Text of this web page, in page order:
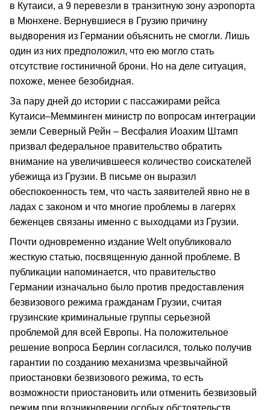
в Кутаиси, а 9 перевезли в транзитную зону аэропорта
в Мюнхене. Вернувшиеся в Грузию причину
выдворения из Германии объяснить не смогли. Лишь
один из них предположил, что ею могло стать
отсутствие гостиничной брони. Но на деле ситуация,
похоже, менее безобидная.
За пару дней до истории с пассажирами рейса
Кутаиси–Мемминген министр по вопросам интеграции
земли Северный Рейн – Весфалия Иоахим Штамп
призвал федеральное правительство обратить
внимание на увеличившееся количество соискателей
убежища из Грузии. В письме он выразил
обеспокоенность тем, что часть заявителей явно не в
ладах с законом и что многие проблемы в лагерях
беженцев связаны именно с выходцами из Грузии.
Почти одновременно издание Welt опубликовало
жесткую статью, посвященную данной проблеме. В
публикации напоминается, что правительство
Германии изначально было против предоставления
безвизового режима гражданам Грузии, считая
грузинские криминальные группы серьезной
проблемой для всей Европы. На положительное
решение вопроса Берлин согласился, только получив
гарантии по созданию механизма чрезвычайной
приостановки безвизового режима, то есть
возможности приостановить или отменить безвизовый
режим при возникновении особых обстоятельств.